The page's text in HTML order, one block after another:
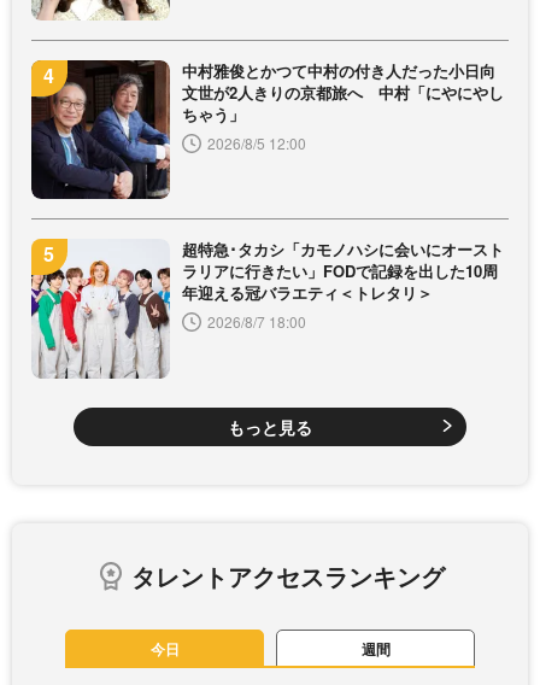
中村雅俊とかつて中村の付き人だった小日向
文世が2人きりの京都旅へ 中村「にやにやし
ちゃう」
2026/8/5 12:00
超特急･タカシ「カモノハシに会いにオースト
ラリアに行きたい」FODで記録を出した10周
年迎える冠バラエティ＜トレタリ＞
2026/8/7 18:00
もっと見る
タレントアクセスランキング
今日 週間